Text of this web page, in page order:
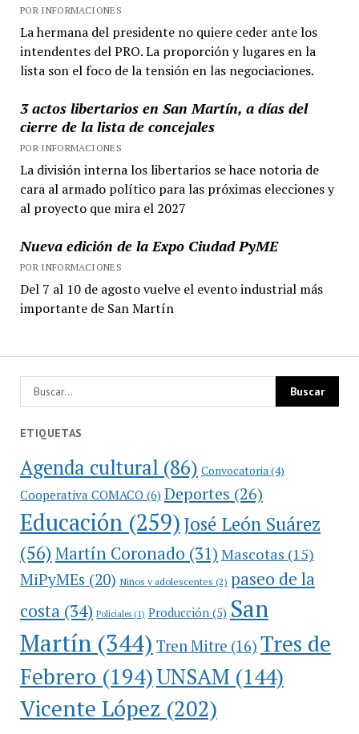
POR INFORMACIONES
La hermana del presidente no quiere ceder ante los
intendentes del PRO. La proporción y lugares en la
lista son el foco de la tensión en las negociaciones.
3 actos libertarios en San Martín, a días del
cierre de la lista de concejales
POR INFORMACIONES
La división interna los libertarios se hace notoria de
cara al armado político para las próximas elecciones y
al proyecto que mira el 2027
Nueva edición de la Expo Ciudad PyME
POR INFORMACIONES
Del 7 al 10 de agosto vuelve el evento industrial más
importante de San Martín
ETIQUETAS
Agenda cultural (86) Convocatoria (4)
Cooperativa COMACO(6) Deportes (26)
Educación(259)José León Suárez
(56)Martín Coronado (31) Mascotas (15)
MiPyMEs (20) Niños y adolescentes (2) paseo de la
costa(34) Policiales(1) Producción(5) San
Martín(344) Tren Mitre (16) Tres de
Febrero (194)UNSAM (144)
Vicente López (202)